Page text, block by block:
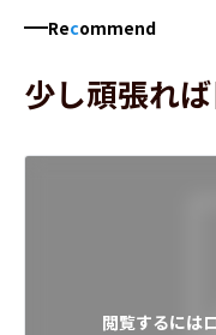
Recommend
少し頑張れ
閲覧するには